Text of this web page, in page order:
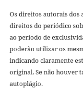
Os direitos autorais dos
direitos do periódico
ao período de
poderão utilizar os
indicando claramente
original. Se não houver
autoplágio.